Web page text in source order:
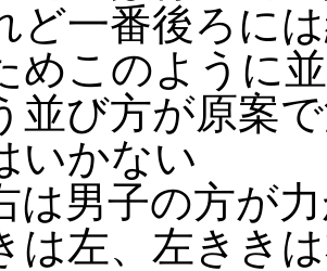
ど一番後ろに
めこのように
並び方が原案
いかない
は男子の方が
は左、左きき